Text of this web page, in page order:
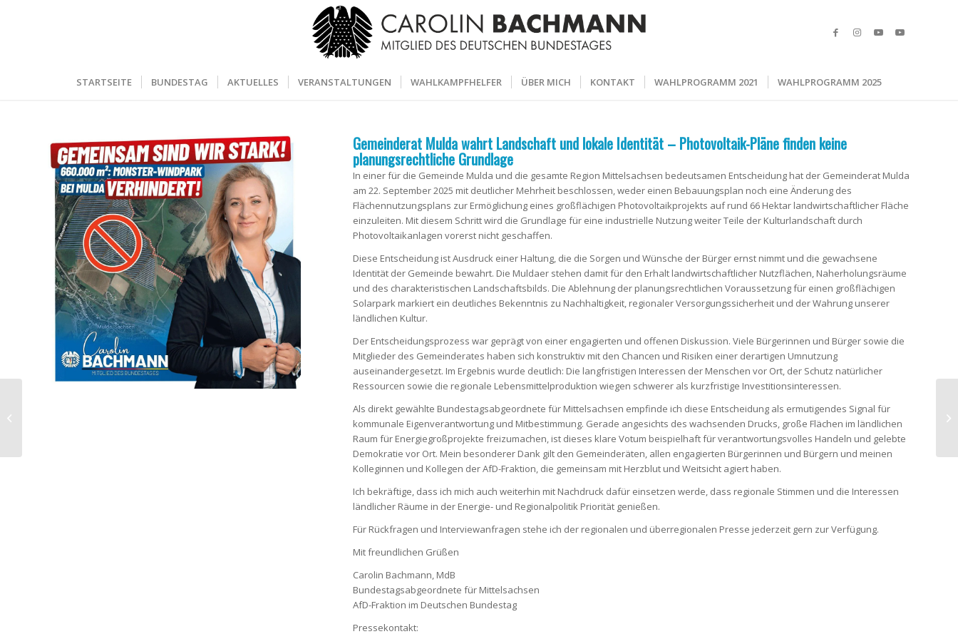
STARTSEITE BUNDESTAG AKTUELLES VERANSTALTUNGEN WAHLKAMPFHELFER ÜBER MICH KONTAKT WAHLPROGRAMM 2021 WAHLPROGRAMM 2025
Gemeinderat Mulda wahrt Landschaft und lokale Identität – Photovoltaik-Pläne finden keine
planungsrechtliche Grundlage
In einer für die Gemeinde Mulda und die gesamte Region Mittelsachsen bedeutsamen Entscheidung hat der Gemeinderat Mulda
am 22. September 2025 mit deutlicher Mehrheit beschlossen, weder einen Bebauungsplan noch eine Änderung des
Flächennutzungsplans zur Ermöglichung eines großflächigen Photovoltaikprojekts auf rund 66 Hektar landwirtschaftlicher Fläche
einzuleiten. Mit diesem Schritt wird die Grundlage für eine industrielle Nutzung weiter Teile der Kulturlandschaft durch
Photovoltaikanlagen vorerst nicht geschaffen.
Diese Entscheidung ist Ausdruck einer Haltung, die die Sorgen und Wünsche der Bürger ernst nimmt und die gewachsene
Identität der Gemeinde bewahrt. Die Muldaer stehen damit für den Erhalt landwirtschaftlicher Nutzflächen, Naherholungsräume
und des charakteristischen Landschaftsbilds. Die Ablehnung der planungsrechtlichen Voraussetzung für einen großflächigen
Solarpark markiert ein deutliches Bekenntnis zu Nachhaltigkeit, regionaler Versorgungssicherheit und der Wahrung unserer
ländlichen Kultur.
Der Entscheidungsprozess war geprägt von einer engagierten und offenen Diskussion. Viele Bürgerinnen und Bürger sowie die
Mitglieder des Gemeinderates haben sich konstruktiv mit den Chancen und Risiken einer derartigen Umnutzung
auseinandergesetzt. Im Ergebnis wurde deutlich: Die langfristigen Interessen der Menschen vor Ort, der Schutz natürlicher
Ressourcen sowie die regionale Lebensmittelproduktion wiegen schwerer als kurzfristige Investitionsinteressen.
Als direkt gewählte Bundestagsabgeordnete für Mittelsachsen empfinde ich diese Entscheidung als ermutigendes Signal für
kommunale Eigenverantwortung und Mitbestimmung. Gerade angesichts des wachsenden Drucks, große Flächen im ländlichen
Raum für Energiegroßprojekte freizumachen, ist dieses klare Votum beispielhaft für verantwortungsvolles Handeln und gelebte
Demokratie vor Ort. Mein besonderer Dank gilt den Gemeinderäten, allen engagierten Bürgerinnen und Bürgern und meinen
Kolleginnen und Kollegen der AfD-Fraktion, die gemeinsam mit Herzblut und Weitsicht agiert haben.
Ich bekräftige, dass ich mich auch weiterhin mit Nachdruck dafür einsetzen werde, dass regionale Stimmen und die Interessen
ländlicher Räume in der Energie- und Regionalpolitik Priorität genießen.
Für Rückfragen und Interviewanfragen stehe ich der regionalen und überregionalen Presse jederzeit gern zur Verfügung.
Mit freundlichen Grüßen
Carolin Bachmann, MdB
Bundestagsabgeordnete für Mittelsachsen
AfD-Fraktion im Deutschen Bundestag
Pressekontakt: